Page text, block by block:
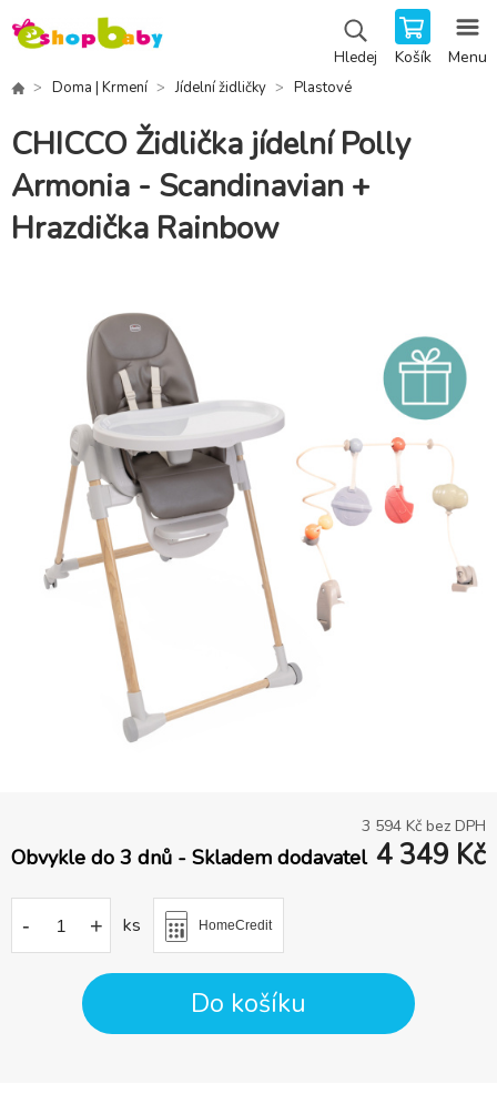
Hledej Košík Menu
Doma | Krmení Jídelní židličky Plastové
CHICCO Židlička jídelní Polly
Armonia - Scandinavian +
Hrazdička Rainbow
3 594 Kč bez DPH
Obvykle do 3 dnů - Skladem dodavatel 4 349 Kč
- + ks HomeCredit
Do košíku